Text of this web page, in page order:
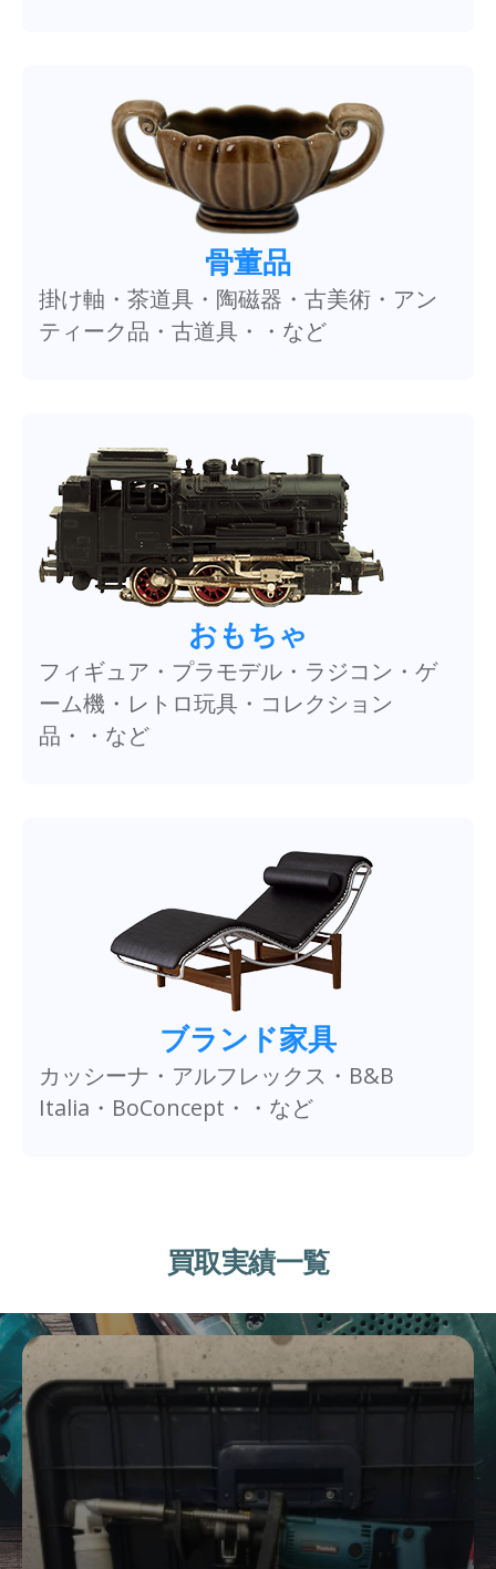
骨董品
掛け軸・茶道具・陶磁器・古美術・アン
ティーク品・古道具・・など
おもちゃ
フィギュア・プラモデル・ラジコン・ゲ
ーム機・レトロ玩具・コレクション
品・・など
ブランド家具
カッシーナ・アルフレックス・B&B
Italia・BoConcept・・など
買取実績一覧